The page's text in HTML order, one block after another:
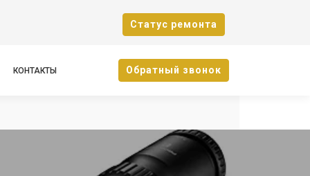
Cтатус ремонта
КОНТАКТЫ Oбратный звонок